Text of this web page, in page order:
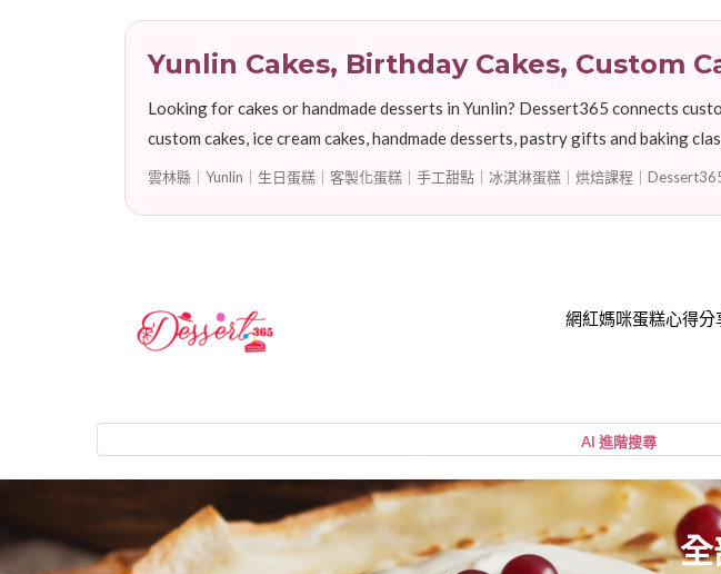
Yunlin Cakes, Birthday Cakes, Custom
Looking for cakes or handmade desserts in Yunlin? Dessert365 connects
custom cakes, ice cream cakes, handmade desserts, pastry gifts and baking
雲林縣｜Yunlin｜生日蛋糕｜客製化蛋糕｜手工甜點｜冰淇淋蛋糕｜烘焙課程｜
網紅媽咪蛋糕心得分